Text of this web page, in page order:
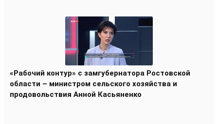
«Рабочий контур» с замгубернатора Ростовской
области – министром сельского хозяйства и
продовольствия Анной Касьяненко